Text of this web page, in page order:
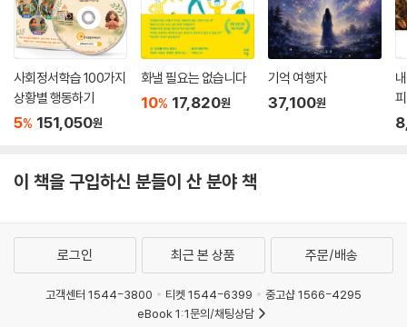
▶ 우리는 모두 캐리비안의 해적이 되어야 한다
요즘 같은 초연결 사회이자 매체들로 넘쳐나는 세상에서는 빠르게 적응하
고 새로운 아이디어들을 금세 익힐 줄 아는 능력이 생존에서 중요한 역량
이 되었다. ‘캐리비안의 해적 스타일’로 스스로 항로를 정해 나아간다면, 전
롭게 모험하는 것을 즐기게 될 것이다. 《캐리비안 해적들의 비밀 공부법》
사회정서학습 100가지
상황별 행동하기
5% 151,050원
화낼 필요는 없습니다
10% 17,820원
기억 여행자
37,100원
이 책을 구입하신 분들이 산 분야 책
로그인 최근 본 상품 주문/배송
고객센터 1544-3800 티켓 1544-6399
중고샵 1566-4295
eBook 1:1문의/채팅상담